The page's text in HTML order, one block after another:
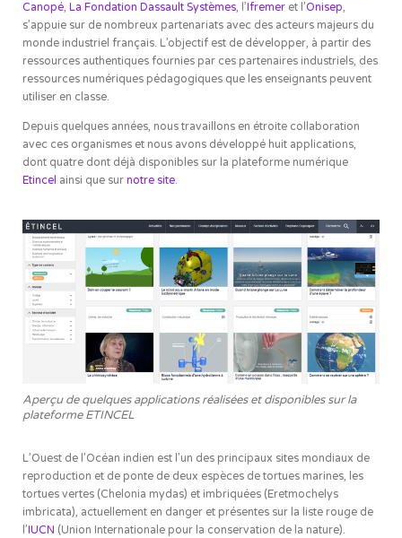
Canopé, La Fondation Dassault Systèmes, l’Ifremer et l’Onisep,
s’appuie sur de nombreux partenariats avec des acteurs majeurs du
monde industriel français. L’objectif est de développer, à partir des
ressources authentiques fournies par ces partenaires industriels, des
ressources numériques pédagogiques que les enseignants peuvent
utiliser en classe.
Depuis quelques années, nous travaillons en étroite collaboration
avec ces organismes et nous avons développé huit applications,
dont quatre dont déjà disponibles sur la plateforme numérique
Etincel ainsi que sur notre site.
Aperçu de quelques applications réalisées et disponibles sur la
plateforme ETINCEL
L’Ouest de l’Océan indien est l’un des principaux sites mondiaux de
reproduction et de ponte de deux espèces de tortues marines, les
tortues vertes (Chelonia mydas) et imbriquées (Eretmochelys
imbricata), actuellement en danger et présentes sur la liste rouge de
l’IUCN (Union Internationale pour la conservation de la nature).